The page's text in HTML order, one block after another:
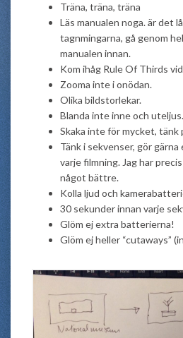
Träna, träna, träna
Läs manualen noga. är det
tagnmingarna, gå genom
manualen innan.
Kom ihåg Rule Of Thirds
Zooma inte i onödan.
Olika bildstorlekar.
Blanda inte inne och uteljus.
Skaka inte för mycket, tänk
Tänk i sekvenser, gör
varje filmning. Jag har
något bättre.
Kolla ljud och
30 sekunder innan varje
Glöm ej extra batterierna!
Glöm ej heller “cutaways”